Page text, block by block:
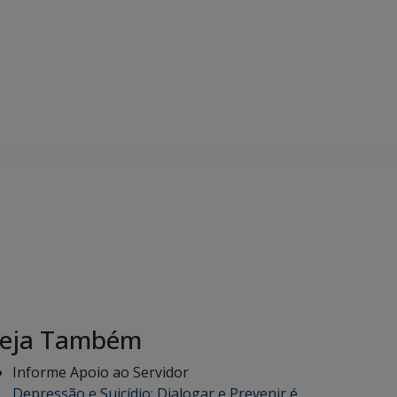
Também
Informe Apoio ao Servidor